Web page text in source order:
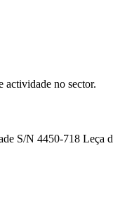
actividade no sector.
S/N 4450-718 Leça